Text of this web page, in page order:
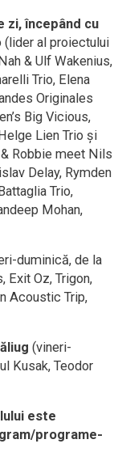
zi, începând cu
(lider al proiectului
& Ulf Wakenius,
Trio, Elena
Originales
Big Vicious,
Lien Trio și
Robbie meet Nils
Delay, Rymden
Trio,
Mohan,
duminică, de la
Exit Oz, Trigon,
Acoustic Trip,
(vineri-
Kusak, Teodor
este
programe-